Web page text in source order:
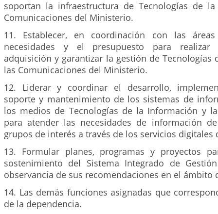
soportan la infraestructura de Tecnologías de
Comunicaciones del Ministerio.
11. Establecer, en coordinación con las
necesidades y el presupuesto para
adquisición y garantizar la gestión de Tecnologías
las Comunicaciones del Ministerio.
12. Liderar y coordinar el desarrollo,
soporte y mantenimiento de los sistemas de
los medios de Tecnologías de la Información y
para atender las necesidades de información
grupos de interés a través de los servicios digitales
13. Formular planes, programas y proyectos
sostenimiento del Sistema Integrado de
observancia de sus recomendaciones en el ámbito
14. Las demás funciones asignadas que
de la dependencia.